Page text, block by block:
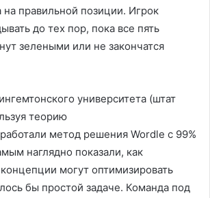
правильной позиции. Игрок
до тех пор, пока все пять
зелеными или не закончатся
университета (штат
теорию
метод решения Wordle с 99%
наглядно показали, как
могут оптимизировать
бы простой задаче. Команда под